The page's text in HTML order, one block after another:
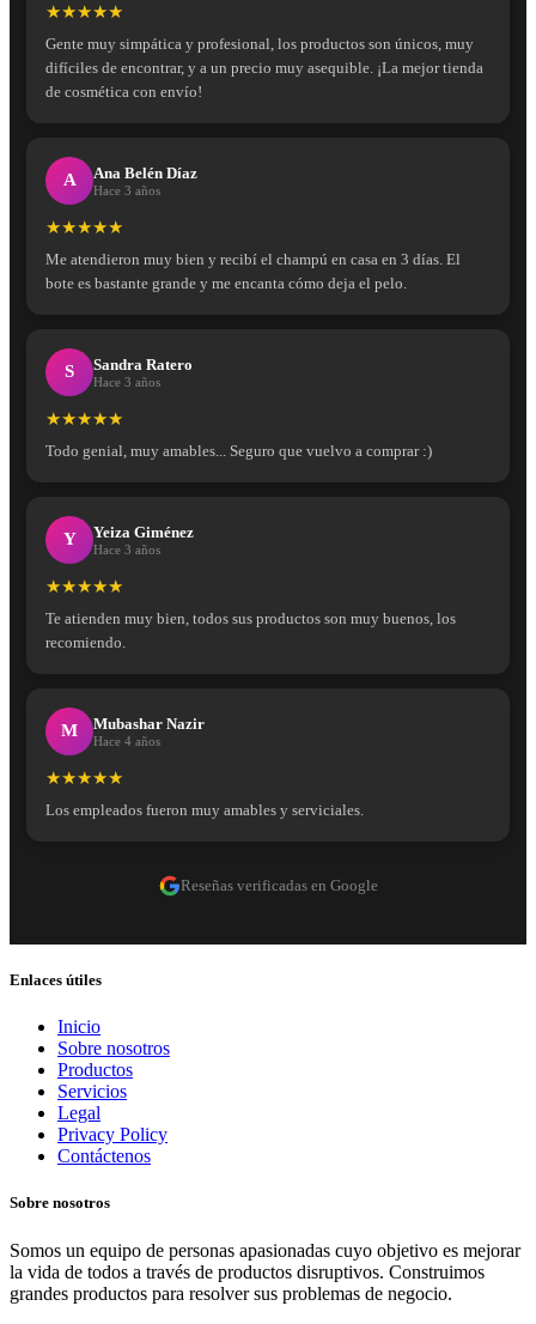
★★★★★
Gente muy simpática y profesional, los productos son únicos, muy
difíciles de encontrar, y a un precio muy asequible. ¡La mejor tienda
de cosmética con envío!
A Ana Belén Díaz
Hace 3 años
★★★★★
Me atendieron muy bien y recibí el champú en casa en 3 días. El
bote es bastante grande y me encanta cómo deja el pelo.
S Sandra Ratero
Hace 3 años
★★★★★
Todo genial, muy amables... Seguro que vuelvo a comprar :)
Y Yeiza Giménez
Hace 3 años
★★★★★
Te atienden muy bien, todos sus productos son muy buenos, los
recomiendo.
M Mubashar Nazir
Hace 4 años
★★★★★
Los empleados fueron muy amables y serviciales.
Reseñas verificadas en Google
Enlaces útiles
Inicio
Sobre nosotros
Productos
Servicios
Legal
Privacy Policy
Contáctenos
Sobre nosotros
Somos un equipo de personas apasionadas cuyo objetivo es mejorar
la vida de todos a través de productos disruptivos. Construimos
grandes productos para resolver sus problemas de negocio.